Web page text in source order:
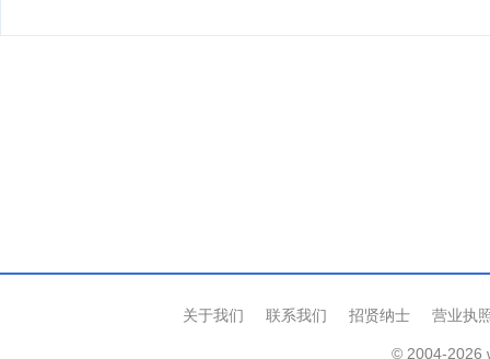
关于我们 联系我们 招贤纳士 营业执
© 2004-2026